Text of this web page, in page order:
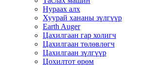
Нураах алх
Хуурай хананы зүлгүүр
Earth Auger
Цахилгаан гар холигч
Цахилгаан төлөвлөгч
Цахилгаан зүлгүүр
Цохилтот өрөм